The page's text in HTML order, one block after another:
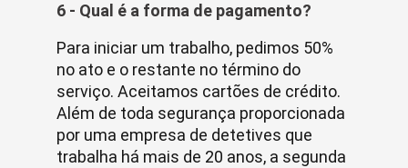
6 - Qual é a forma de pagamento?
Para iniciar um trabalho, pedimos 50%
no ato e o restante no término do
serviço. Aceitamos cartões de crédito.
Além de toda segurança proporcionada
por uma empresa de detetives que
trabalha há mais de 20 anos, a segunda